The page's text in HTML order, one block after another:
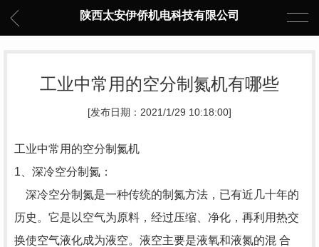
陕西太安伊侨机电科技有限公司
工业中常用的空分制氮机有哪些
[发布日期：2021/1/29 10:18:00]
工业中常用的空分制氮机
1、深冷空分制氮：
深冷空分制氮是一种传统的制氮方法，已有近几十年的
历史。它是以空气为原料，经过压缩、净化，再利用热交
换使空气液化成为液空。液空主要是液氧和液氮的混 合